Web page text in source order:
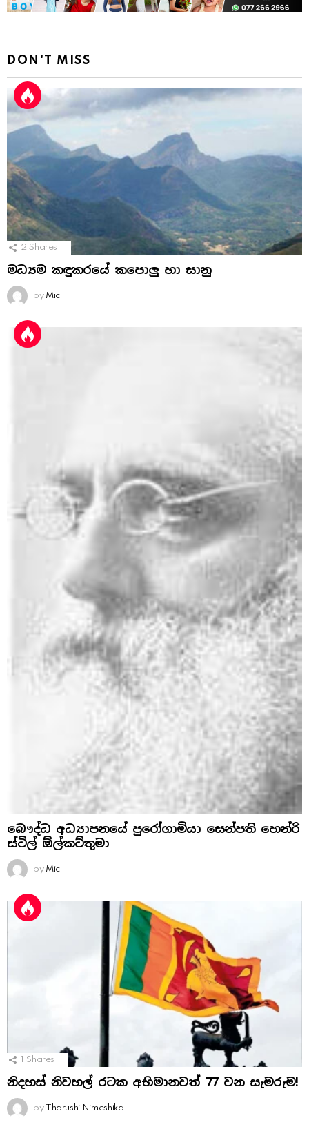
DON'T MISS
2 Shares
මධ්‍යම කඳුකරයේ කපොලු හා සානු
by Mic
බෞද්ධ අධ්‍යාපනයේ පුරෝගාමියා සෙන්පති හෙන්රි
ස්‌ටිල් ඕල්කට්‌තුමා
by Mic
Shares
නිදහස් නිවහල් රටක අභිමානවත් 77 වන සැමරුම!
by Tharushi Nimeshika